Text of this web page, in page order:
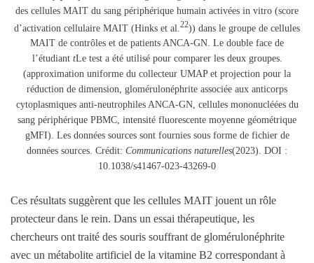
des cellules MAIT du sang périphérique humain activées in vitro (score
d’activation cellulaire MAIT (Hinks et al. 22)) dans le groupe de cellules
MAIT de contrôles et de patients ANCA-GN. Le double face de
l’étudiant tLe test a été utilisé pour comparer les deux groupes.
(approximation uniforme du collecteur UMAP et projection pour la
réduction de dimension, glomérulonéphrite associée aux anticorps
cytoplasmiques anti-neutrophiles ANCA-GN, cellules mononucléées du
sang périphérique PBMC, intensité fluorescente moyenne géométrique
gMFI). Les données sources sont fournies sous forme de fichier de
données sources. Crédit: Communications naturelles(2023). DOI :
10.1038/s41467-023-43269-0
Ces résultats suggèrent que les cellules MAIT jouent un rôle
protecteur dans le rein. Dans un essai thérapeutique, les
chercheurs ont traité des souris souffrant de glomérulonéphrite
avec un métabolite artificiel de la vitamine B2 correspondant à